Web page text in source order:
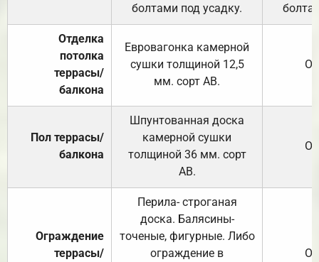
болтами под усадку.
Отделка
потолка
террасы/
балкона
Евровагонка камерной
сушки толщиной 12,5
мм. сорт АВ.
Пол террасы/
балкона
Шпунтованная доска
камерной сушки
толщиной 36 мм. сорт
АВ.
Ограждение
террасы/
Перила- строганая
доска. Балясины-
точеные, фигурные. Либо
ограждение в